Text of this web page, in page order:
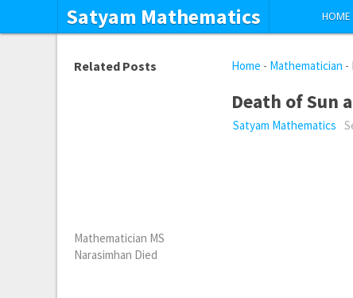
Satyam Mathematics HOME
Home - Mathematician -
Death of Sun
Satyam Mathematics
Related Posts
Mathematician MS
Narasimhan Died